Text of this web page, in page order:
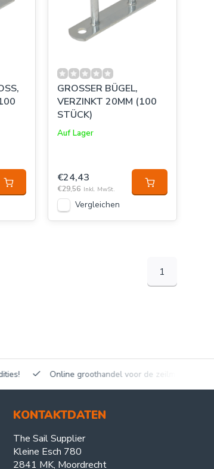
GROSSER BÜGEL,
VERZINKT 20MM (100
STÜCK)
Auf Lager
€24,43
€29,56 Inkl. MwSt.
Vergleichen
1
Online groothandel voor de zeilmakerij!
KONTAKTDATEN
The Sail Supplier
Kleine Esch 780
2841 MK, Moordrecht